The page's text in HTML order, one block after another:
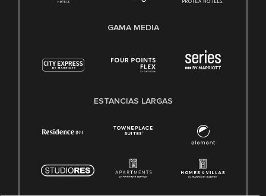
GAMA MEDIA
ESTANCIAS LARGAS